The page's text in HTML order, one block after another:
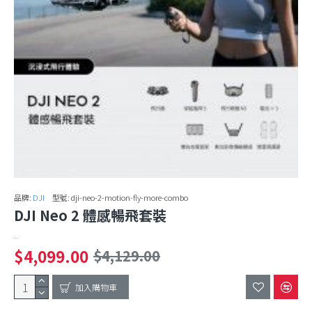
品牌: DJI 型號:dji-neo-2-motion-fly-more-combo
DJI Neo 2 體感暢飛套裝
..
$4,099.00 $4,129.00
加入購物車